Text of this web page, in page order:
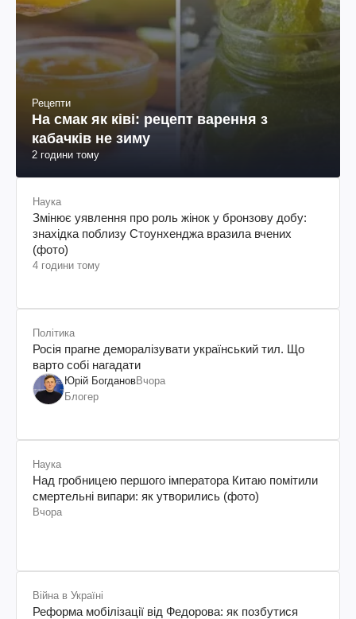
Рецепти
На смак як ківі: рецепт варення з
кабачків не зиму
2 години тому
Наука
Змінює уявлення про роль жінок у бронзову добу:
знахідка поблизу Стоунхенджа вразила вчених
(фото)
4 години тому
Політика
Росія прагне деморалізувати український тил. Що
варто собі нагадати
Юрій БогдановВчора
Блогер
Наука
Над гробницею першого імператора Китаю помітили
смертельні випари: як утворились (фото)
Вчора
Війна в Україні
Реформа мобілізації від Федорова: як позбутися